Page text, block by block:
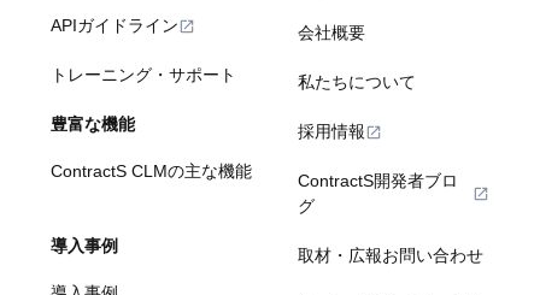
APIガイドライン
トレーニング・サポート
豊富な機能
ContractS CLMの主な機能
導入事例
会社概要
私たちについて
採用情報
ContractS開発者ブロ
グ
取材・広報お問い合わせ